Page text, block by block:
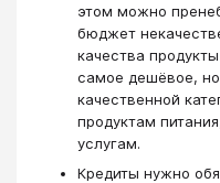
этом можно
бюджет
качества
самое дешёвое,
качественной
продуктам
услугам.
Кредиты нужно